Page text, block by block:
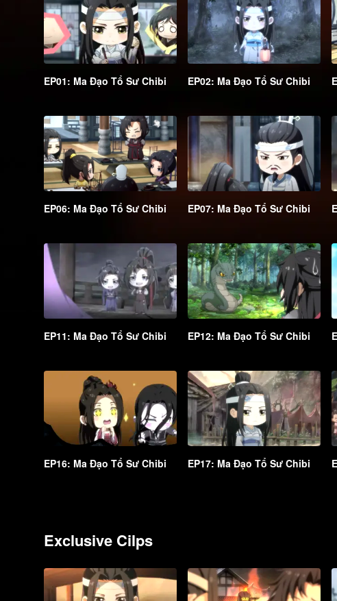
EP01: Ma Đạo Tổ Sư Chibi EP02: Ma Đạo Tổ Sư Chibi
EP06: Ma Đạo Tổ Sư Chibi EP07: Ma Đạo Tổ Sư Chibi
EP11: Ma Đạo Tổ Sư Chibi EP12: Ma Đạo Tổ Sư Chibi
EP16: Ma Đạo Tổ Sư Chibi EP17: Ma Đạo Tổ Sư Chibi
Exclusive Cilps